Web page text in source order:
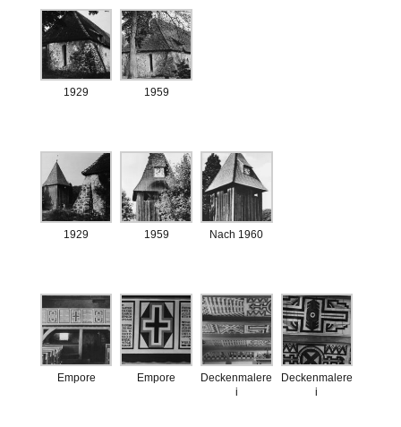
1929 1959
1929 1959 Nach 1960
Empore Empore
Deckenmalere
i
Deckenmalere
i